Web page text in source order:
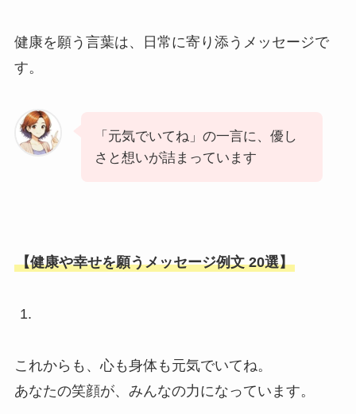
健康を願う言葉は、日常に寄り添うメッセージで
す。
「元気でいてね」の一言に、優し
さと想いが詰まっています
【健康や幸せを願うメッセージ例文 20選】
これからも、心も身体も元気でいてね。
あなたの笑顔が、みんなの力になっています。